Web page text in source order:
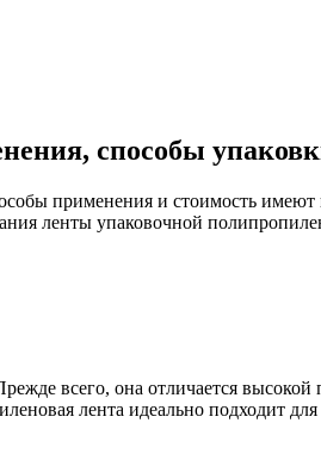
способы
применения и стоимость
ленты упаковочной
всего, она отличается высокой
лента идеально подходит